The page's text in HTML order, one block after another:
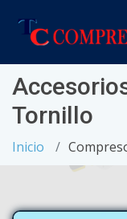
Tornillo
Inicio